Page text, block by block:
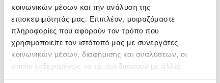
κοινωνικών μέσων και την ανάλυση της
επισκεψιμότητάς μας. Επιπλέον, μοιραζόμαστε
πληροφορίες που αφορούν τον τρόπο που
χρησιμοποιείτε τον ιστότοπό μας με συνεργάτες
κοινωνικών μέσων, διαφήμισης και αναλύσεων, οι
οποίοι ενδεχομένως να τις συνδυάσουν με άλλες
πληροφορίες που τους έχετε παραχωρήσει ή τις οποίες
Sunset V Bralette Bikini Top Sunset Triangle Bikini Top